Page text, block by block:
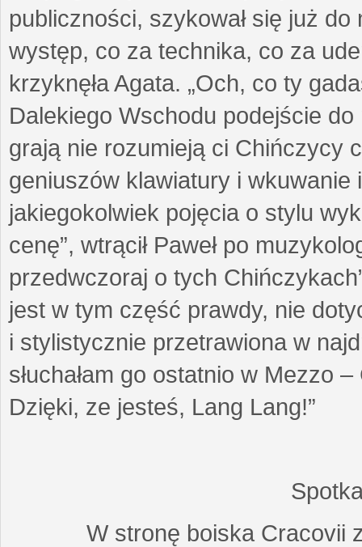
publiczności, szykował się już
występ, co za technika, co za
krzyknęła Agata. „Och, co ty
Dalekiego Wschodu podejście do
grają nie rozumieją ci Chińczycy
geniuszów klawiatury i wkuwanie
jakiegokolwiek pojęcia o stylu
cenę”, wtrącił Paweł po
przedwczoraj o tych
jest w tym część prawdy, nie
i stylistycznie przetrawiona w
słuchałam go ostatnio w Mezzo
Dzięki, ze jesteś, Lang Lang!”
W stronę boiska Cracovii